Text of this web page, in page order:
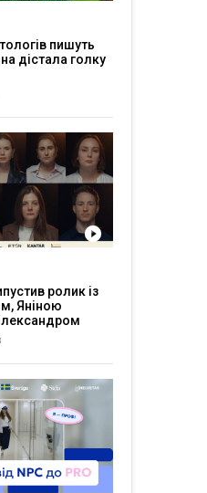
пишуть
дістала голку
ролик із
Яніною
в постійній